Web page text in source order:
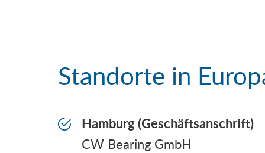
Standorte in
Hamburg (Geschäftsanschrift)
CW Bearing GmbH